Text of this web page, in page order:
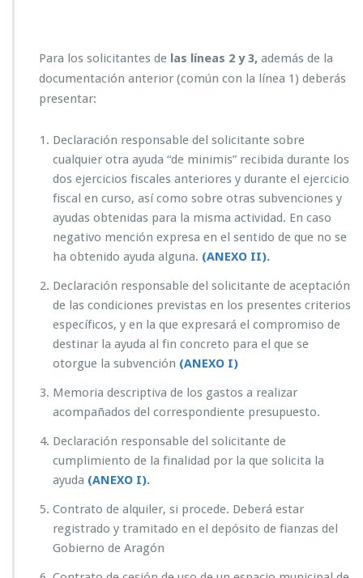
Para los solicitantes de las líneas 2 y 3, además de la
documentación anterior (común con la línea 1) deberás
presentar:
Declaración responsable del solicitante sobre
cualquier otra ayuda “de minimis” recibida durante los
dos ejercicios fiscales anteriores y durante el ejercicio
fiscal en curso, así como sobre otras subvenciones y
ayudas obtenidas para la misma actividad. En caso
negativo mención expresa en el sentido de que no se
ha obtenido ayuda alguna. (ANEXO II).
Declaración responsable del solicitante de aceptación
de las condiciones previstas en los presentes criterios
específicos, y en la que expresará el compromiso de
destinar la ayuda al fin concreto para el que se
otorgue la subvención (ANEXO I)
Memoria descriptiva de los gastos a realizar
acompañados del correspondiente presupuesto.
Declaración responsable del solicitante de
cumplimiento de la finalidad por la que solicita la
ayuda (ANEXO I).
Contrato de alquiler, si procede. Deberá estar
registrado y tramitado en el depósito de fianzas del
Gobierno de Aragón